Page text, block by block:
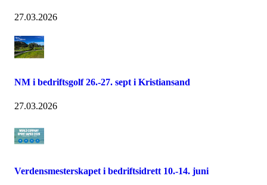
27.03.2026
NM i bedriftsgolf 26.-27. sept i Kristiansand
27.03.2026
Verdensmesterskapet i bedriftsidrett 10.-14. juni